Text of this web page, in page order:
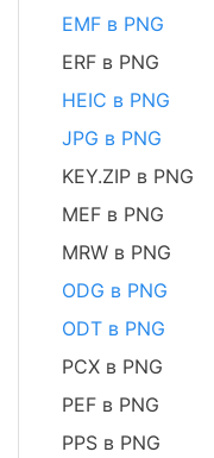
EMF в PNG
ERF в PNG
HEIC в PNG
JPG в PNG
KEY.ZIP в PNG
MEF в PNG
MRW в PNG
ODG в PNG
ODT в PNG
PCX в PNG
PEF в PNG
PPS в PNG